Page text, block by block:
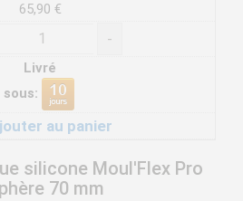
65,90 €
-
Livré
sous:
au panier
silicone Moul'Flex Pro
70 mm